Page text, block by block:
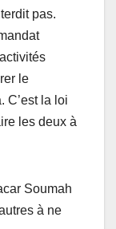
pas.
le
C’est la loi
les deux à
Soumah
à ne